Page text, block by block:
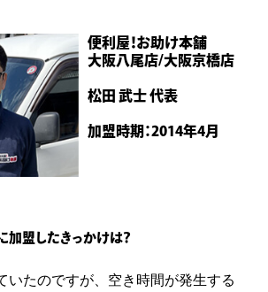
便利屋！お助け本舗
大阪八尾店/大阪京橋店
松田 武士 代表
加盟時期：2014年4月
加盟したきっかけは？
いたのですが、空き時間が発生する